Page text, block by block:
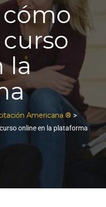
cómo
la
Americana ® >
online en la plataforma